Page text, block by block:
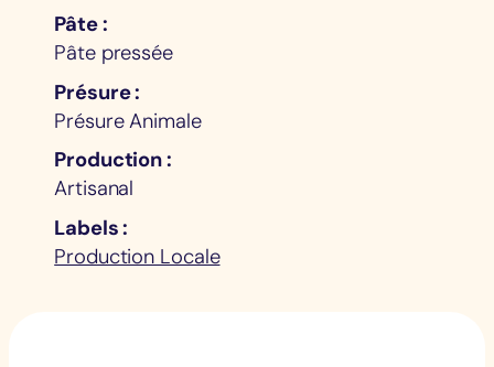
Pâte
Pâte pressée
Présure
Présure Animale
Production
Artisanal
Labels
Production Locale